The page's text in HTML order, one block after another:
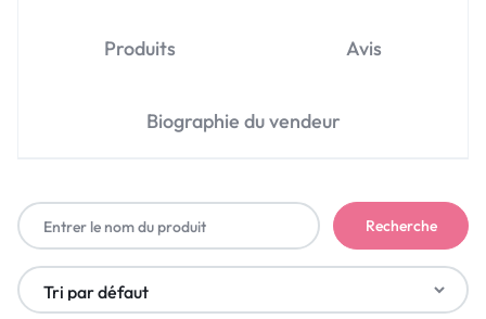
Produits Avis
Biographie du vendeur